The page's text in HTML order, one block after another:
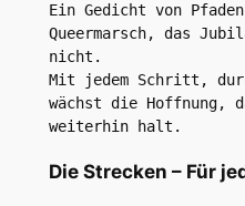
Ein Gedicht von
Queermarsch, das
nicht.
Mit jedem Schritt,
wächst die Hoffnung,
weiterhin halt.
Die Strecken – Für